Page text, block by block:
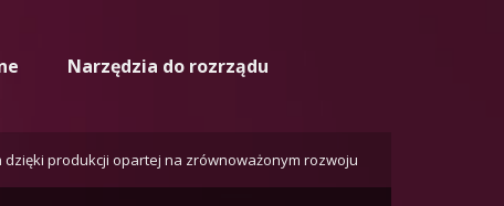
Narzędzia do rozrządu
produkcji opartej na zrównoważonym rozwoju